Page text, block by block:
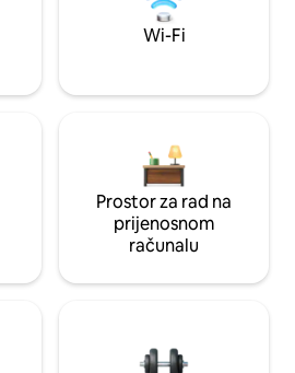
Wi-Fi
Prostor za rad na
prijenosnom
računalu